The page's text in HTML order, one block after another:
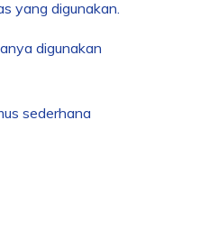
yang digunakan.
digunakan
sederhana